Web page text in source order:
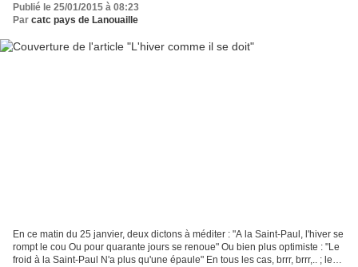
Publié le 25/01/2015 à 08:23
Par catc pays de Lanouaille
En ce matin du 25 janvier, deux dictons à méditer : "A la Saint-Paul, l'hiver se
rompt le cou Ou pour quarante jours se renoue" Ou bien plus optimiste : "Le
froid à la Saint-Paul N'a plus qu'une épaule" En tous les cas, brrr, brrr,.. ; le